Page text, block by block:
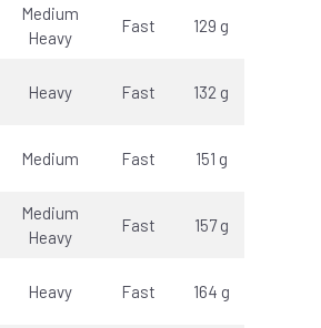
Medium
Heavy
Fast 129 g
Heavy Fast 132 g
Medium Fast 151 g
Medium
Heavy
Fast 157 g
Heavy Fast 164 g